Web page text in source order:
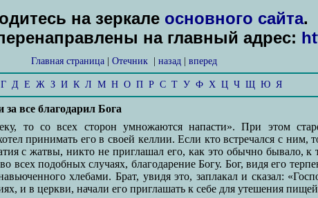
на зеркале основного сайта.
на главный адрес:
Главная страница| Отечник| назад| вперед
Г Д Е Ж З И К Л М Н О П Р С Т У Ф Х Ц Ч Щ Ю Я
все благодарил Бога
то со всех сторон умножаются напасти». При этом
принимать его в своей келлии. Если кто встречался с ним,
с жатвы, никто не приглашал его, как это обычно
подобных случаях, благодарение Богу. Бог, видя его
хлебами. Брат, увидя это, заплакал и сказал:
и в церкви, начали его приглашать к себе для утешения